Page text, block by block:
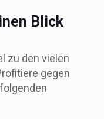
Blick
zu den vielen
gegen